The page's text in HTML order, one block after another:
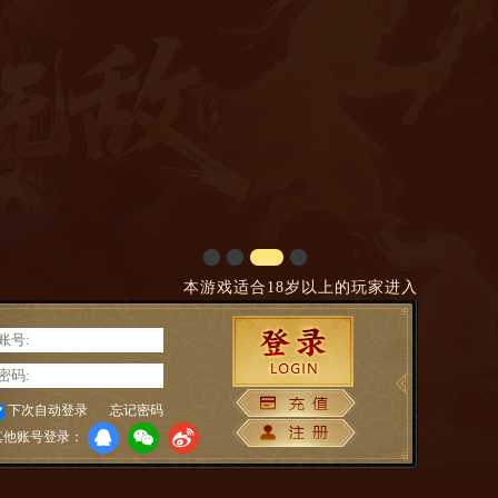
本游戏适合18岁以上的玩家进入
下次自动登录
忘记密码
他账号登录：